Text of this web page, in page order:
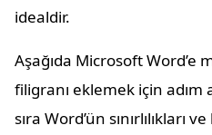
idealdir.
Aşağıda Microsoft Word’e
filigranı eklemek için adım
sıra Word’ün sınırlılıkları